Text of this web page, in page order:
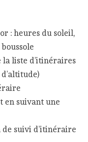
: heures du soleil,
liste d’itinéraires
en suivant une
de suivi d’itinéraire